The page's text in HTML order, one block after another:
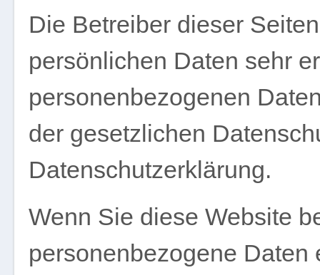
Die Betreiber dieser
persönlichen Daten sehr
personenbezogenen
der gesetzlichen
Datenschutzerklärung.
Wenn Sie diese Website
personenbezogene